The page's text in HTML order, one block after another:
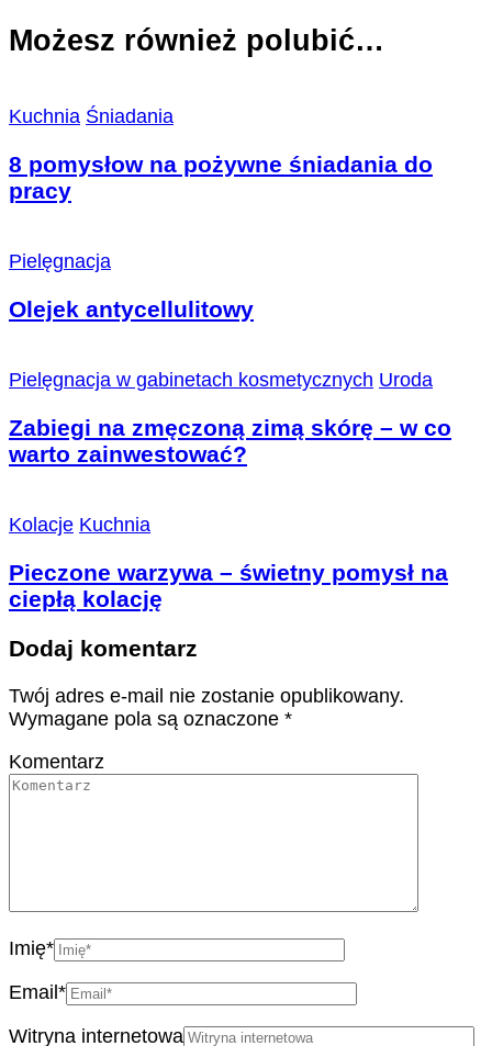
Możesz również polubić…
Kuchnia Śniadania
8 pomysłow na pożywne śniadania do
pracy
Pielęgnacja
Olejek antycellulitowy
Pielęgnacja w gabinetach kosmetycznych Uroda
Zabiegi na zmęczoną zimą skórę – w co
warto zainwestować?
Kolacje Kuchnia
Pieczone warzywa – świetny pomysł na
ciepłą kolację
Dodaj komentarz
Twój adres e-mail nie zostanie opublikowany.
Wymagane pola są oznaczone *
Komentarz
Imię*
Email *
Witryna internetowa